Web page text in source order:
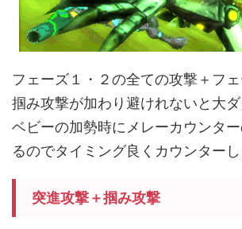
フェーズ１・２の全ての攻撃＋フ
掴み攻撃が加わり避けれないと大ダ
ベビーの加勢時にメレーカウンタ
るのでタイミング良くカウンターし
突進攻撃＋掴み攻撃